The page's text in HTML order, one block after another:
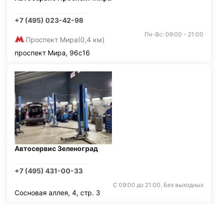
+7 (495) 023-42-98
Проспект Мира(0,4 км)
Пн-Вс: 09:00 - 21:00
проспект Мира, 96с16
Автосервис Зеленоград
+7 (495) 431-00-33
С 09:00 до 21:00. Без выходных
Сосновая аллея, 4, стр. 3